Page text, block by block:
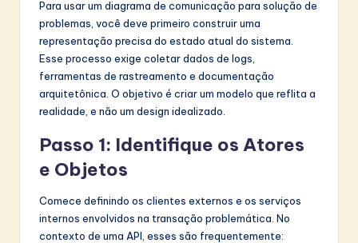
Para usar um diagrama de comunicação para solução de
problemas, você deve primeiro construir uma
representação precisa do estado atual do sistema.
Esse processo exige coletar dados de logs,
ferramentas de rastreamento e documentação
arquitetônica. O objetivo é criar um modelo que reflita a
realidade, e não um design idealizado.
Passo 1: Identifique os Atores
e Objetos
Comece definindo os clientes externos e os serviços
internos envolvidos na transação problemática. No
contexto de uma API, esses são frequentemente: